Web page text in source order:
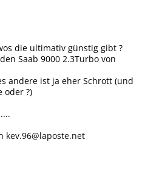
die ultimativ günstig gibt ?
Saab 9000 2.3Turbo von
andere ist ja eher Schrott (und
oder ?)
kev.96@laposte.net